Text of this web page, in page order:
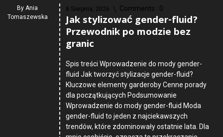
By Ania
Tomaszewska
8 Sierpnia, 2026 Comments : 0
Jak stylizować gender-fluid?
Przewodnik po modzie bez
granic
Spis treści Wprowadzenie do mody gender-
fluid Jak tworzyć stylizacje gender-fluid?
Kluczowe elementy garderoby Cenne porady
dla początkujących Podsumowanie
Wprowadzenie do mody gender-fluid Moda
gender-fluid to jeden z najciekawszych
trendów, które zdominowały ostatnie lata. Dla